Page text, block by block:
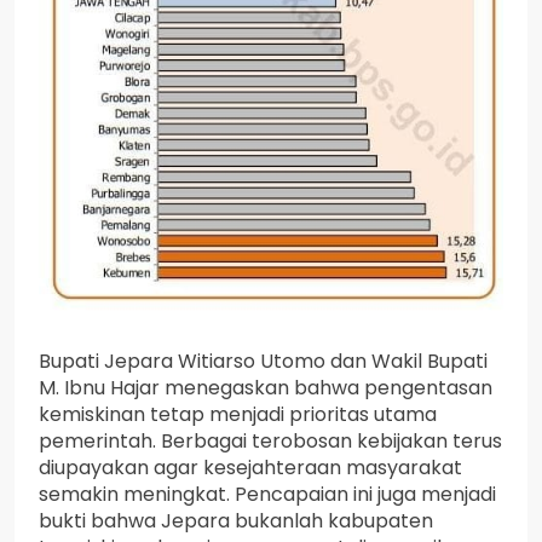
Bupati Jepara Witiarso Utomo dan Wakil Bupati
M. Ibnu Hajar menegaskan bahwa pengentasan
kemiskinan tetap menjadi prioritas utama
pemerintah. Berbagai terobosan kebijakan terus
diupayakan agar kesejahteraan masyarakat
semakin meningkat. Pencapaian ini juga menjadi
bukti bahwa Jepara bukanlah kabupaten